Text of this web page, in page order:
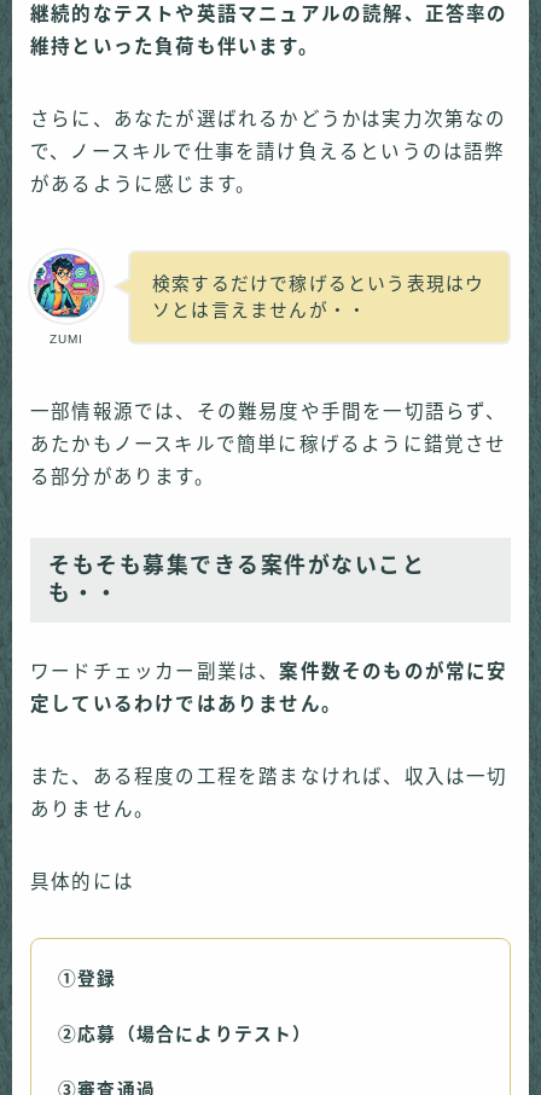
継続的なテストや英語マニュアルの読解、正答率の
維持といった負荷も伴います。
さらに、あなたが選ばれるかどうかは実力次第なの
で、ノースキルで仕事を請け負えるというのは語弊
があるように感じます。
ZUMI
検索するだけで稼げるという表現はウ
ソとは言えませんが・・
一部情報源では、その難易度や手間を一切語らず、
あたかもノースキルで簡単に稼げるように錯覚させ
る部分があります。
そもそも募集できる案件がないこと
も ・・
ワードチェッカー副業は、案件数そのものが常に安
定しているわけではありません。
また、ある程度の工程を踏まなければ、収入は一切
ありません。
具体的には
①登録
②応募（場合によりテスト）
③審査通過